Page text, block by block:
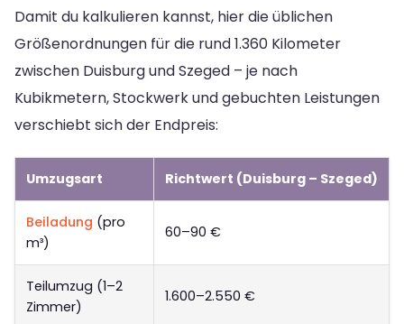
Damit du kalkulieren kannst, hier die üblichen
Größenordnungen für die rund 1.360 Kilometer
zwischen Duisburg und Szeged – je nach
Kubikmetern, Stockwerk und gebuchten Leistungen
verschiebt sich der Endpreis:
Umzugsart Richtwert (Duisburg – Szeged)
Beiladung (pro
m³)
60–90 €
Teilumzug (1–2
Zimmer)
1.600–2.550 €